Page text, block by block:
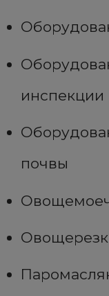
инспекции
почвы